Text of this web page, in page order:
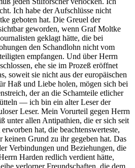
Ich habe der Aufschlüsse nicht
geboten hat. Die Greuel der
geworden, wenn Graf Moltke
geklagt hätte, die bei
den Schandlohn nicht vom
empfangen. Und über Herrn
ehe sie im Prozeß eröffnet
soweit sie nicht aus der europäischen
Haß und Liebe holen, mögen sich bei
der an die Schamteile etlicher
— ich bin ein alter Leser der
Leser. Mein Vorurteil gegen Herrn
unter allen Antipathien, die er sich seit
hat, die beachtenswerteste,
keinen Grund zu ihr gegeben hat. Das
Verbindungen und Beziehungen, die
Harden redlich verdient hätte,